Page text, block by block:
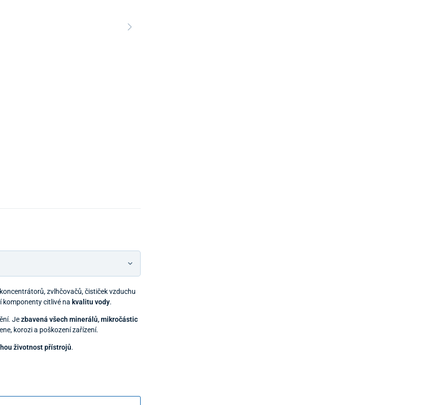
zvlhčovačů, čističek vzduchu
komponenty citlivé na kvalitu vody.
Jezbavená všech minerálů, mikročástic
korozi a poškození zařízení.
životnost přístrojů.